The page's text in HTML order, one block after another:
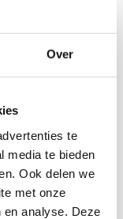
Over
te
media te bieden
Ook delen we
met onze
analyse. Deze